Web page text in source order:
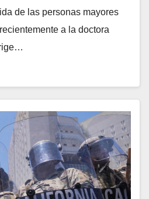
de las personas mayores
a la doctora